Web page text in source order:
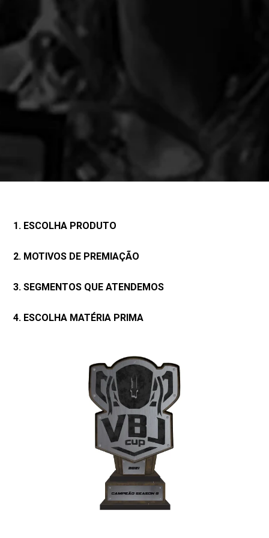
1. ESCOLHA PRODUTO
2. MOTIVOS DE PREMIAÇÃO
3. SEGMENTOS QUE ATENDEMOS
4. ESCOLHA MATÉRIA PRIMA